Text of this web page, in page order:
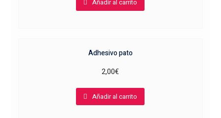
Añadir al carrito
Adhesivo pato
2,00€
Añadir al carrito